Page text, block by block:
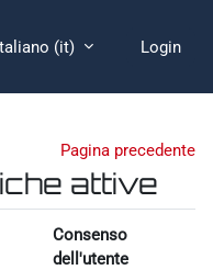
‎(it)‎ Login
Pagina precedente
attive
Consenso
dell'utente